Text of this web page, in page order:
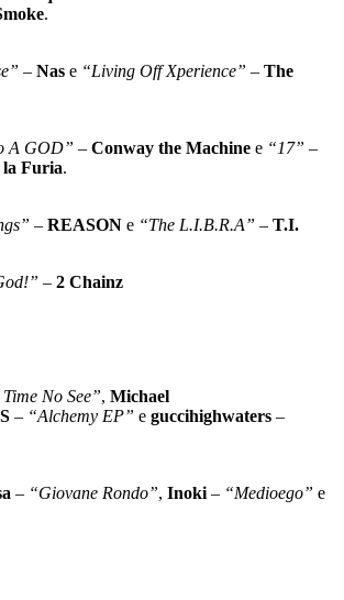
.
– Nas e “Living Off Xperience” – The
A GOD” – Conway the Machine e “17” –
la Furia.
– REASON e “The L.I.B.R.A” – T.I.
– 2 Chainz
No See”, Michael
– “Alchemy EP” e guccihighwaters –
– “Giovane Rondo”, Inoki – “Medioego” e